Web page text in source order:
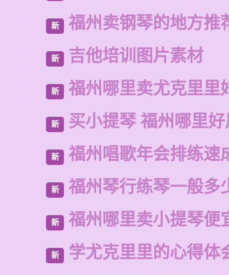
新 福州卖钢琴的地方推
新 吉他培训图片素材
新 福州哪里卖尤克里里
新 买小提琴 福州哪里
新 福州唱歌年会排练速
新 福州琴行练琴一般多
新 福州哪里卖小提琴便
新 学尤克里里的心得体